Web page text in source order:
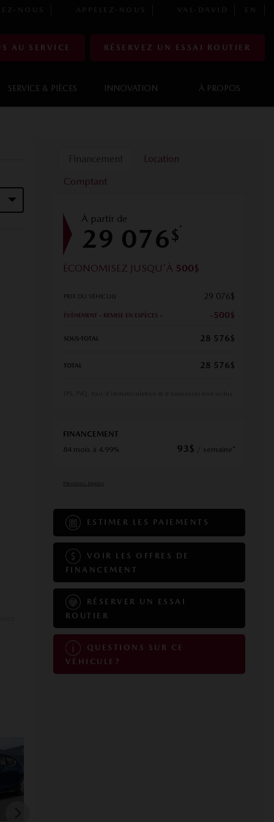
AU SERVICE RÉSERVEZ UN ESSAI ROUTIER
SERVICE & PIÈCES INNOVATION À PROPOS
Financement
Location
Comptant
À partir de
29 076$*
ÉCONOMISEZ JUSQU'À 500$
PRIX DU VÉHICULE 29 076$
ÉVÈNEMENT « REMISE EN ESPÈCES » -500$
SOUS-TOTAL 28 576$
TOTAL 28 576$
FINANCEMENT
84 mois à 4.99%
93$ / semaine*
Mentions légales
ESTIMER LES PAIEMENTS
VOIR LES OFFRES DE
FINANCEMENT
RÉSERVER UN ESSAI
ROUTIER
QUESTIONS SUR CE
VÉHICULE?